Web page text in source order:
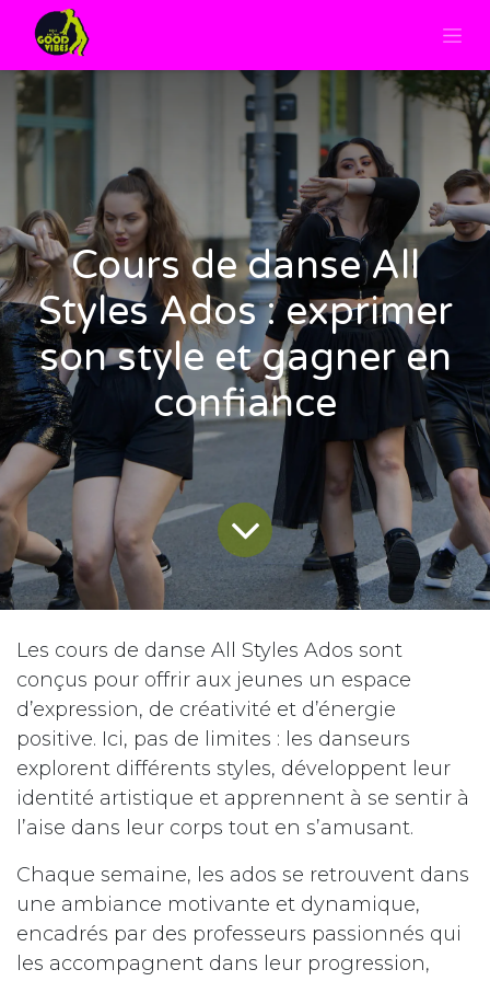
Cours de danse All
Styles Ados : exprimer
son style et gagner en
confiance
Les cours de danse All Styles Ados sont
conçus pour offrir aux jeunes un espace
d’expression, de créativité et d’énergie
positive. Ici, pas de limites : les danseurs
explorent différents styles, développent leur
identité artistique et apprennent à se sentir à
l’aise dans leur corps tout en s’amusant.
Chaque semaine, les ados se retrouvent dans
une ambiance motivante et dynamique,
encadrés par des professeurs passionnés qui
les accompagnent dans leur progression,